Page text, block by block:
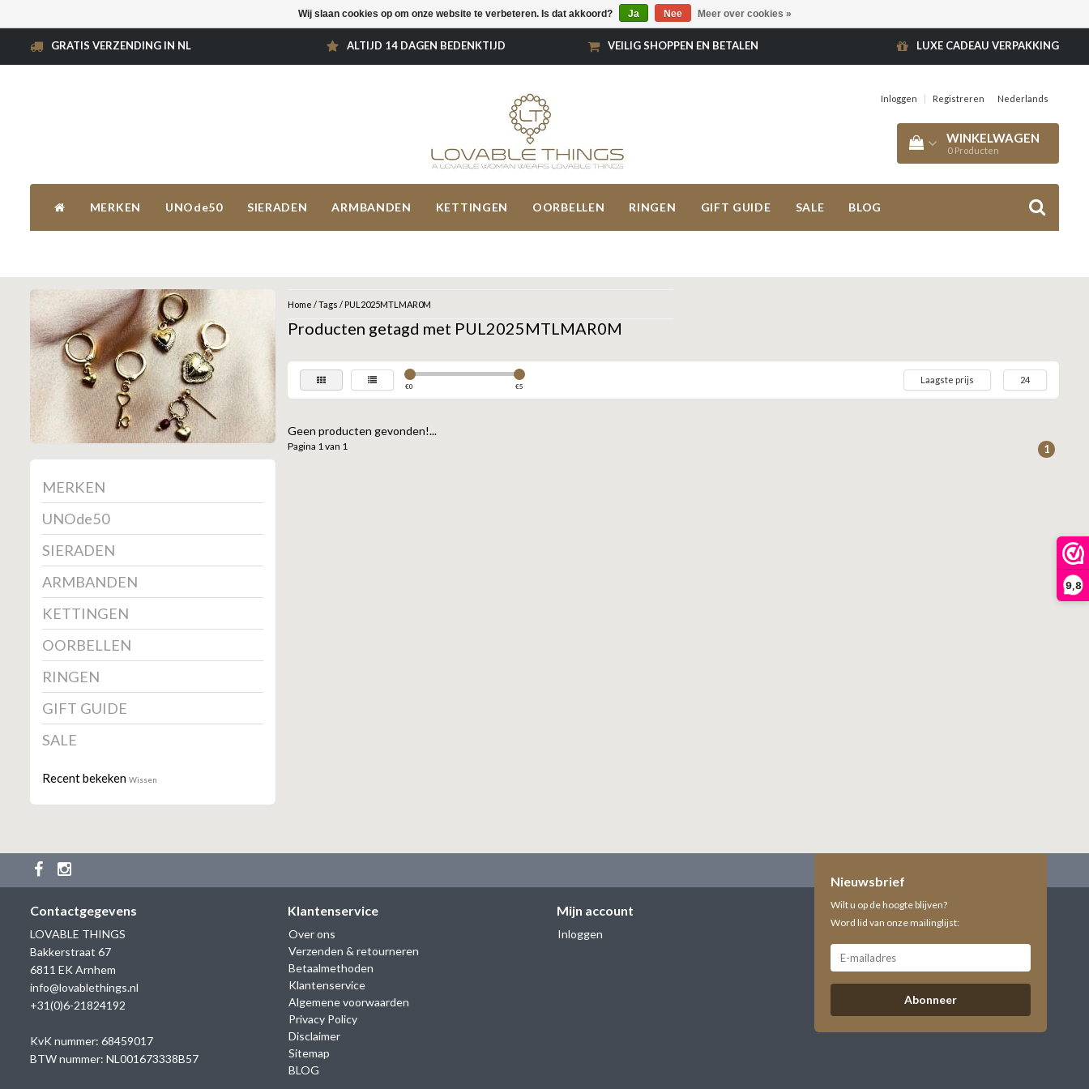
9,8
GRATIS VERZENDING IN NL ALTIJD 14 DAGEN BEDENKTIJD VEILIG SHOPPEN EN BETALEN LUXE CADEAU VERPAKKING
Inloggen | Registreren Nederlands
WINKELWAGEN
0 Producten
MERKEN UNOde50 SIERADEN ARMBANDEN KETTINGEN OORBELLEN RINGEN GIFT GUIDE SALE BLOG
MERKEN
UNOde50
SIERADEN
ARMBANDEN
KETTINGEN
OORBELLEN
RINGEN
GIFT GUIDE
SALE
Recent bekeken Wissen
Home /Tags / PUL2025MTLMAR0M
Producten getagd met PUL2025MTLMAR0M
€0 €5
Laagste prijs 24
Geen producten gevonden!...
Pagina 1 van 1 1
Contactgegevens
LOVABLE THINGS
Bakkerstraat 67
6811 EK Arnhem
info@lovablethings.nl
+31(0)6-21824192
KvK nummer: 68459017
BTW nummer: NL001673338B57
Klantenservice
Over ons
Verzenden & retourneren
Betaalmethoden
Klantenservice
Algemene voorwaarden
Privacy Policy
Disclaimer
Sitemap
BLOG
Mijn account
Inloggen
Nieuwsbrief
Wilt u op de hoogte blijven?
Word lid van onze mailinglijst:
Abonneer
Wij slaan cookies op om onze website te verbeteren. Is dat akkoord? Ja Nee Meer over cookies »